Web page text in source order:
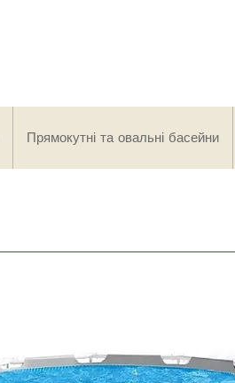
Прямокутні та овальні басейни